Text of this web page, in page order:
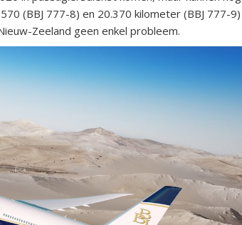
(BBJ 777-8) en 20.370 kilometer (BBJ 777-9)
Zeeland geen enkel probleem.